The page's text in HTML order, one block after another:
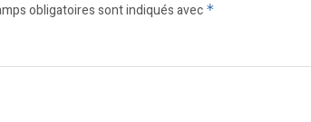
obligatoires sont indiqués avec *